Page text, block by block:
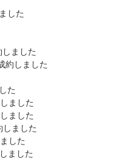
した
ました
約しました
た
ました
ました
ました
した
ました